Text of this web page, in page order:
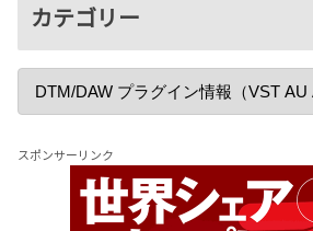
カテゴリー
スポンサーリンク